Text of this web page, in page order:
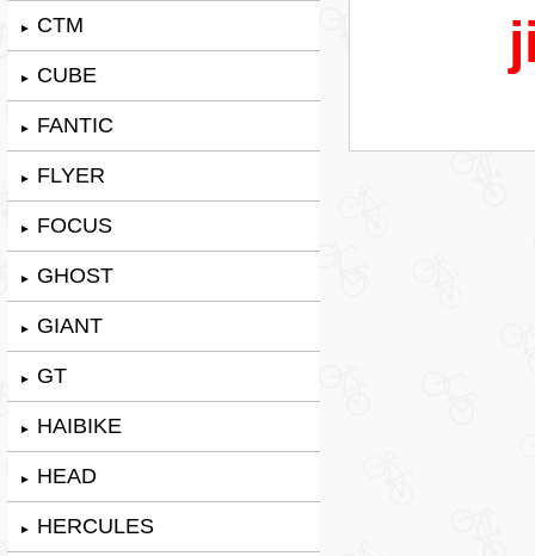
► CTM
► CUBE
► FANTIC
► FLYER
► FOCUS
► GHOST
► GIANT
► GT
► HAIBIKE
► HEAD
► HERCULES